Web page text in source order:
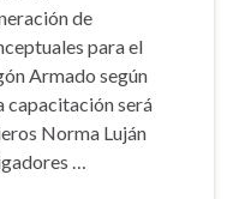
de
para el
Armado según
capacitación será
Norma Luján
…